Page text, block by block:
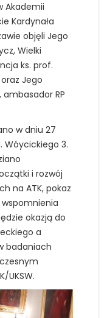
Akademii
Kardynała
objęli Jego
Wielki
ks. prof.
oraz Jego
ambasador RP
w dniu 27
Wóycickiego 3.
i rozwój
na ATK, pokaz
okazją do
a
badaniach
UKSW.